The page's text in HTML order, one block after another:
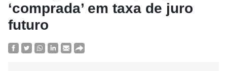
‘comprada’ em taxa de juro
futuro